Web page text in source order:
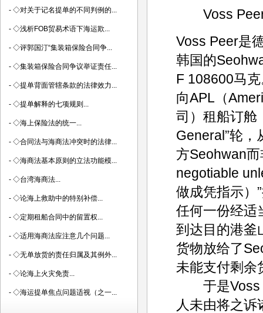
Voss Peer
Voss Peer是
韩国的
F 108600马
向APL（
司）租船订舱
General”轮
方Seohwan而
negotiable
做成凭指示）
任何一份经适
到达目的港釜
货物放给了
未能支付剩余
于是Voss
人未由将之
- ◇对关于记名提单的不同判例的...
- ◇浅析FOB贸易术语下海运欺...
- ◇评郭国汀“集装箱保险合同争...
- ◇集装箱保险合同争议举证责任...
- ◇提单背面管辖条款的法律效力...
- ◇提单解释的七项规则...
- ◇海上保险法的统一...
- ◇合同法与海商法冲突时的法律...
- ◇海商法基本原则的立法功能模...
- ◇台湾海商法...
- ◇论海上救助中的特别补偿...
- ◇定期租船合同中的留置权...
- ◇适用海商法应注意几个问题...
- ◇无单放货的责任归属及其例外...
- ◇论海上火灾免责...
- ◇海运提单焦点问题适视（之一...